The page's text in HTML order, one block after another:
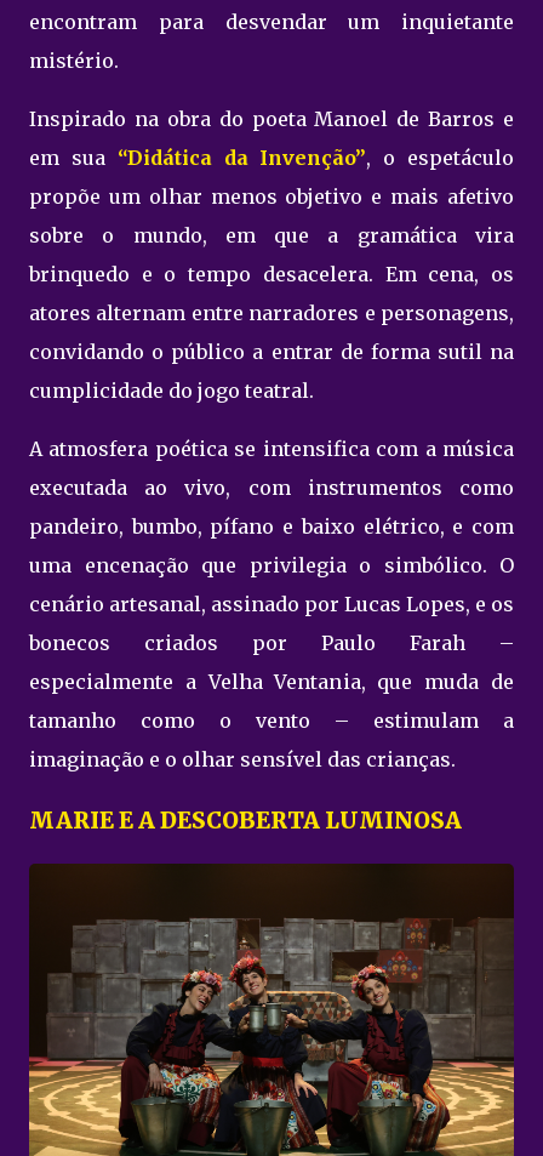
encontram para desvendar um inquietante
mistério.
Inspirado na obra do poeta Manoel de Barros e
em sua “Didática da Invenção”, o espetáculo
propõe um olhar menos objetivo e mais afetivo
sobre o mundo, em que a gramática vira
brinquedo e o tempo desacelera. Em cena, os
atores alternam entre narradores e personagens,
convidando o público a entrar de forma sutil na
cumplicidade do jogo teatral.
A atmosfera poética se intensifica com a música
executada ao vivo, com instrumentos como
pandeiro, bumbo, pífano e baixo elétrico, e com
uma encenação que privilegia o simbólico. O
cenário artesanal, assinado por Lucas Lopes, e os
bonecos criados por Paulo Farah –
especialmente a Velha Ventania, que muda de
tamanho como o vento – estimulam a
imaginação e o olhar sensível das crianças.
MARIE E A DESCOBERTA LUMINOSA